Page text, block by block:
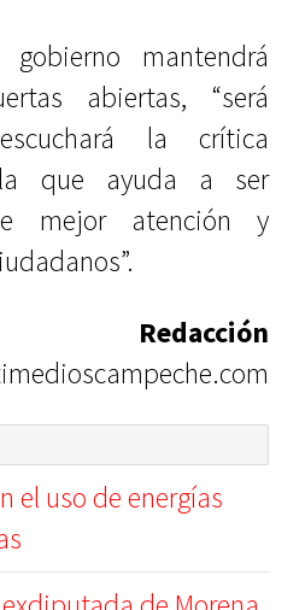
mantendrá
abiertas, “será
la crítica
que ayuda a ser
mejor atención y
Redacción
el uso de energías